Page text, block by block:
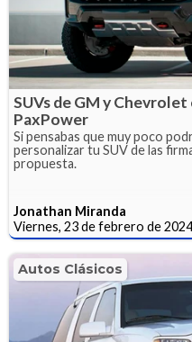
SUVs de GM y
PaxPower
Si pensabas que muy poco
personalizar tu SUV de las
propuesta.
Jonathan Miranda
Viernes, 23 de febrero de 2024
Autos Clásicos